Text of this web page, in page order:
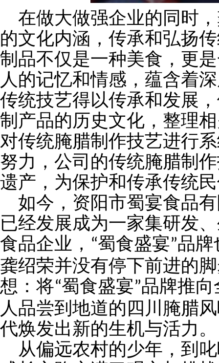
在做大做强企业的同时
的文化内涵，传承和弘扬
制品不仅是一种美食，更
人的记忆和情感，蕴含着
传统技艺得以传承和发展
制产品的历史文化，整理
对传统腌腊制作技艺进行
努力，公司的传统腌腊制
遗产，为保护和传承传统
如今，资阳市蜀宴食品
已经发展成为一家集研发
食品企业， “蜀食盛宴”品牌
龚绍荣并没有停下前进的
想：将“蜀食盛宴”品牌推
人品尝到地道的四川腌腊
代焕发出新的生机与活力。
从偏远农村的少年，到